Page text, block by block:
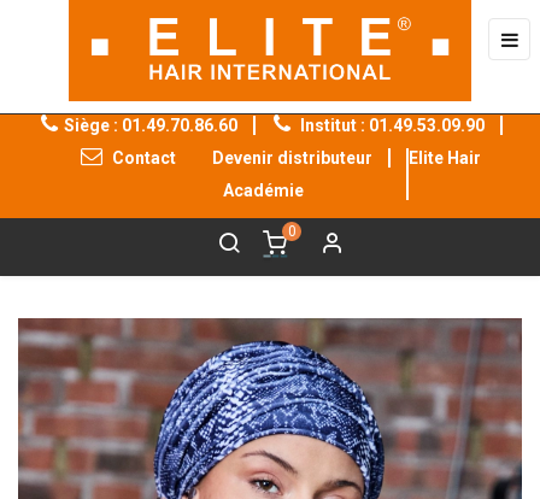
Siège : 01.49.70.86.60
Institut : 01.49.53.09.90
Contact
Devenir distributeur
Elite Hair
Académie
0
la
☰